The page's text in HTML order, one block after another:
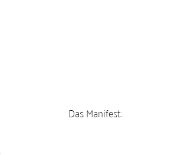
Das Manifest: